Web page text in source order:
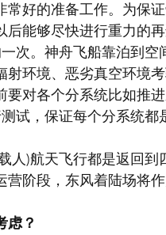
好的准备工作。为保
能够尽快进行重力的再
。神舟飞船靠泊到空
环境、恶劣真空环境考
对各个分系统比如推
试，保证每个分系统都
)航天飞行都是返回到
阶段，东风着陆场将
虑？